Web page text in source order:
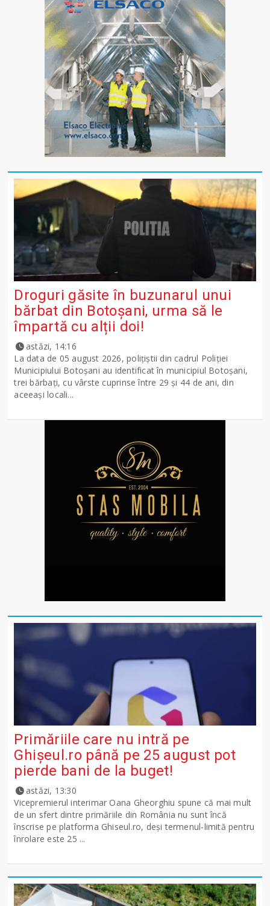
Droguri găsite în buzunarul unui
bărbat din Botoșani, urma să le
împartă cu alții doi!
astăzi, 14:16
La data de 05 august 2026, polițiștii din cadrul Poliției
Municipiului Botoșani au identificat în municipiul Botoșani,
trei bărbați, cu vârste cuprinse între 29 și 44 de ani, din
aceeași locali...
Primăriile care nu intră pe
Ghişeul.ro până pe 25 august pot
pierde bani de la buget!
astăzi, 13:30
Vicepremierul interimar Oana Gheorghiu spune că mai mult
de un sfert dintre primăriile din România nu sunt încă
înscrise pe platforma Ghiseul.ro, deși termenul-limită pentru
înrolare este 25 ...